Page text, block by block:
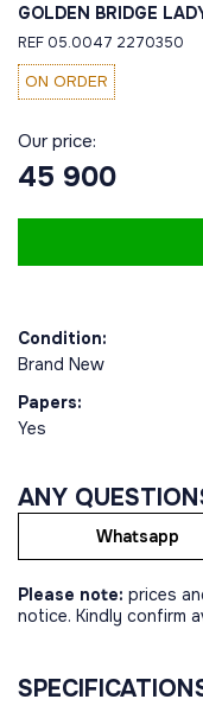
GOLDEN BRIDGE
REF 05.0047 2270350
ON ORDER
Our price:
45 900
Condition:
Brand New
Papers:
Yes
ANY
Whatsapp
Please note: prices
notice. Kindly confirm